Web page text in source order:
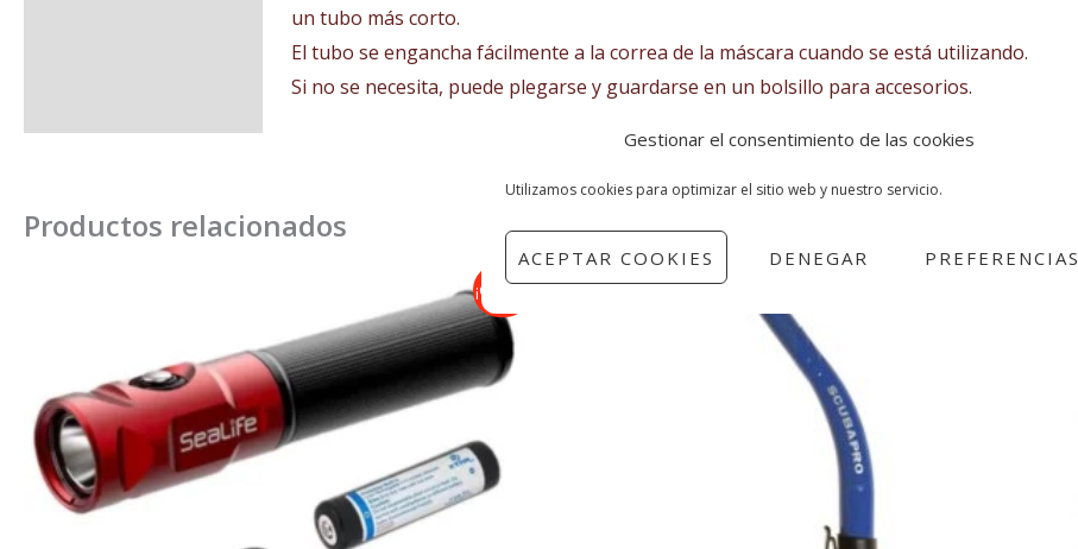
Gestionar el consentimiento de las cookies
Utilizamos cookies para optimizar el sitio web y nuestro servicio.
ACEPTAR COOKIES DENEGAR PREFERENCIAS
un tubo más corto.
El tubo se engancha fácilmente a la correa de la máscara cuando se está utilizando.
Si no se necesita, puede plegarse y guardarse en un bolsillo para accesorios.
Productos relacionados
¡Oferta!
165,00€.129,00€.